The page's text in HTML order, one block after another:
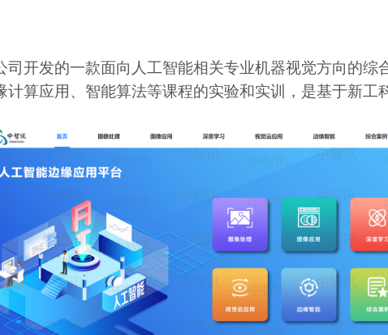
开发的一款面向人工智能相关专业机器视觉方向的综
算应用、智能算法等课程的实验和实训，是基于新工